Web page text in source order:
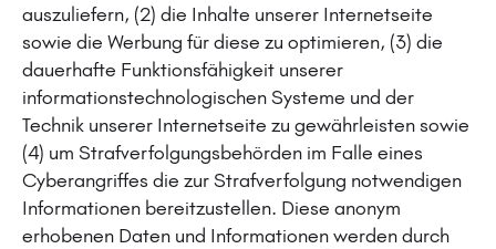
auszuliefern, (2) die Inhalte unserer Internetseite
sowie die Werbung für diese zu optimieren, (3) die
dauerhafte Funktionsfähigkeit unserer
informationstechnologischen Systeme und der
Technik unserer Internetseite zu gewährleisten sowie
(4) um Strafverfolgungsbehörden im Falle eines
Cyberangriffes die zur Strafverfolgung notwendigen
Informationen bereitzustellen. Diese anonym
erhobenen Daten und Informationen werden durch